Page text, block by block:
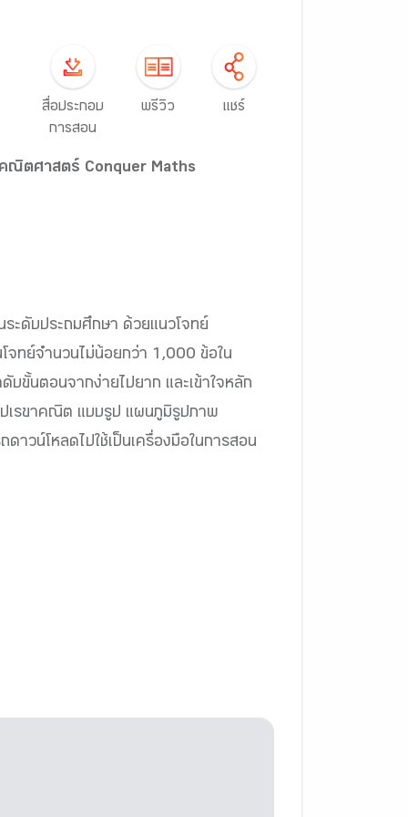
สื่อประกอบ
การสอน
พรีวิว แชร์
ณิตศาสตร์ Conquer Maths
ะดับประถมศึกษา ด้วยแนวโจทย์
ทย์จำนวนไม่น้อยกว่า 1,000 ข้อใน
ขั้นตอนจากง่ายไปยาก และเข้าใจหลัก
เรขาคณิต แบบรูป แผนภูมิรูปภาพ
าวน์โหลดไปใช้เป็นเครื่องมือในการสอน